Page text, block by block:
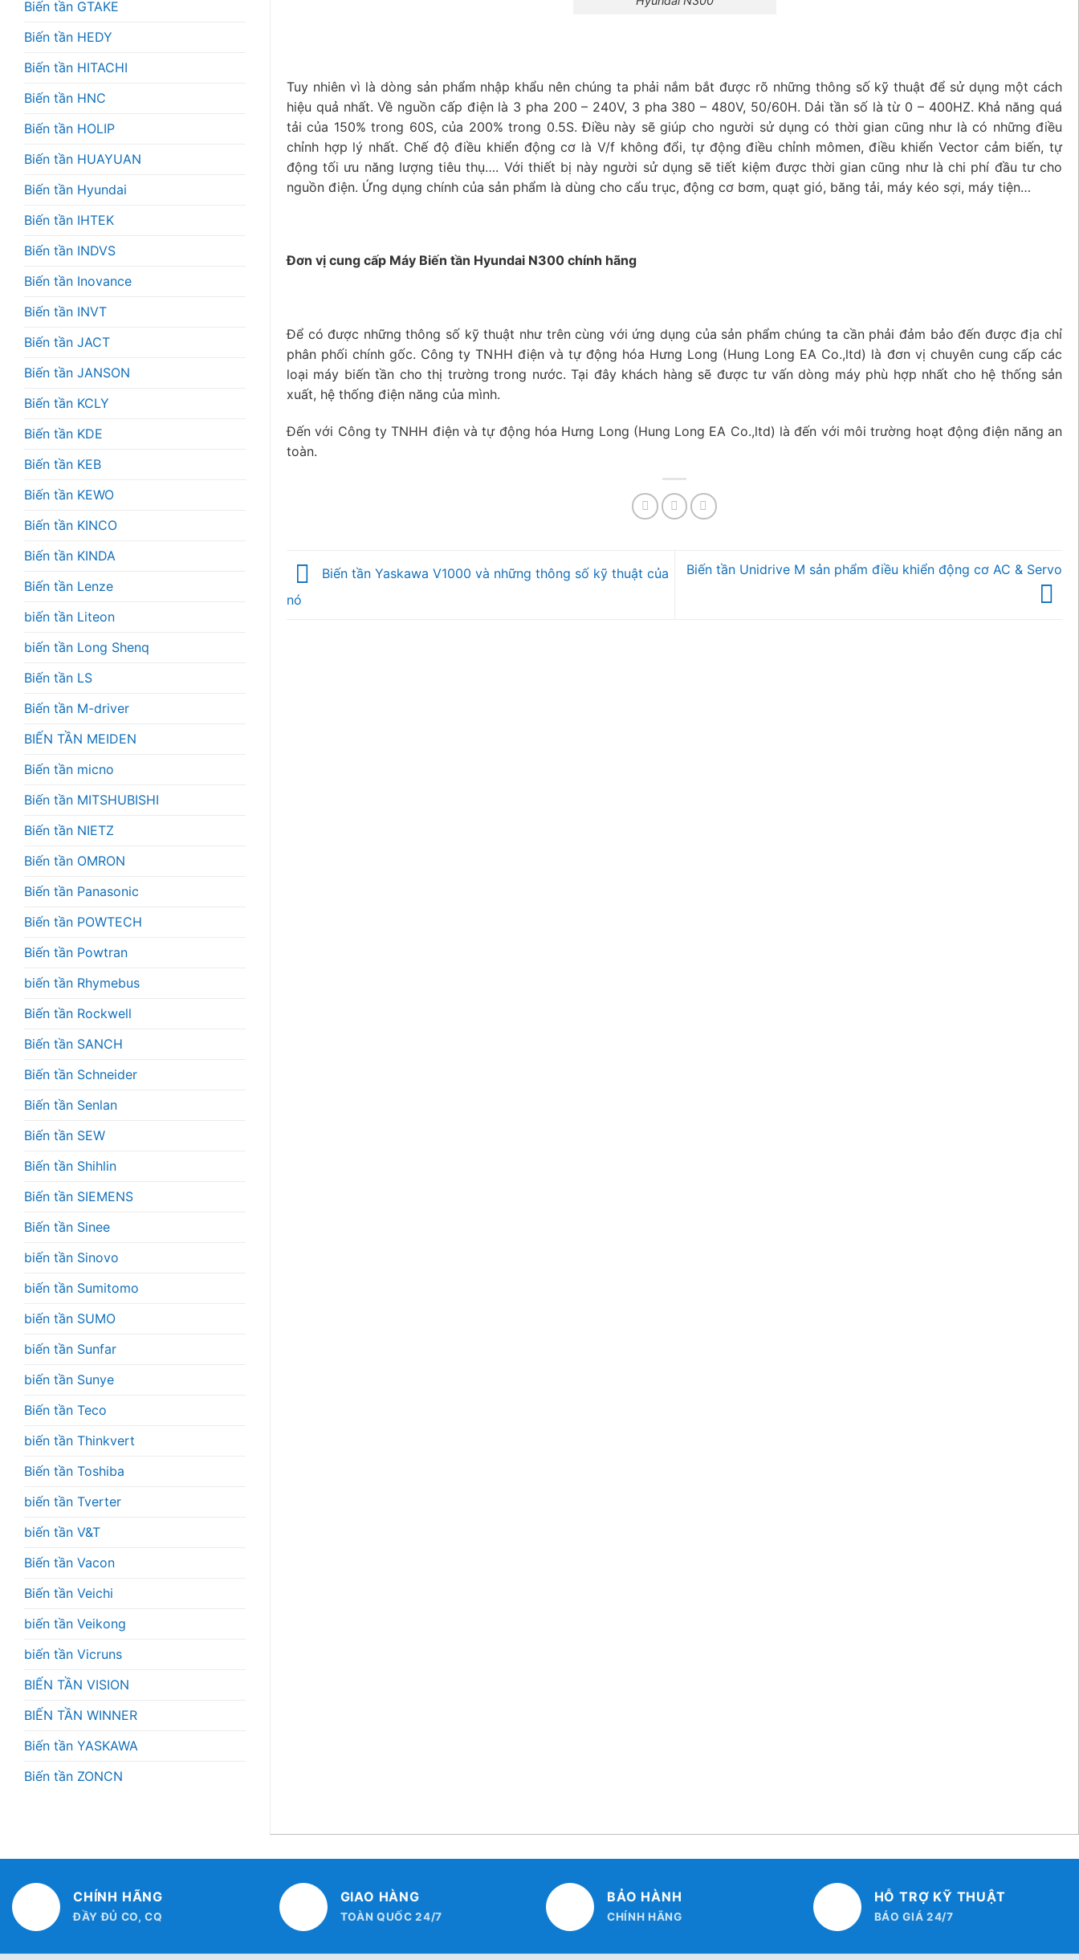
Biến tần GTAKE
Biến tần HEDY
Biến tần HITACHI
Biến tần HNC
Biến tần HOLIP
Biến tần HUAYUAN
Biến tần Hyundai
Biến tần IHTEK
Biến tần INDVS
Biến tần Inovance
Biến tần INVT
Biến tần JACT
Biến tần JANSON
Biến tần KCLY
Biến tần KDE
Biến tần KEB
Biến tần KEWO
Biến tần KINCO
Biến tần KINDA
Biến tần Lenze
biến tần Liteon
biến tần Long Shenq
Biến tần LS
Biến tần M-driver
BIẾN TẦN MEIDEN
Biến tần micno
Biến tần MITSHUBISHI
Biến tần NIETZ
Biến tần OMRON
Biến tần Panasonic
Biến tần POWTECH
Biến tần Powtran
biến tần Rhymebus
Biến tần Rockwell
Biến tần SANCH
Biến tần Schneider
Biến tần Senlan
Biến tần SEW
Biến tần Shihlin
Biến tần SIEMENS
Biến tần Sinee
biến tần Sinovo
biến tần Sumitomo
biến tần SUMO
biến tần Sunfar
biến tần Sunye
Biến tần Teco
biến tần Thinkvert
Biến tần Toshiba
biến tần Tverter
biến tần V&T
Biến tần Vacon
Biến tần Veichi
biến tần Veikong
biến tần Vicruns
BIẾN TẦN VISION
BIẾN TẦN WINNER
Biến tần YASKAWA
Biến tần ZONCN
Tuy nhiên vì là dòng sản phẩm nhập khẩu nên chúng ta phải nắm bắt được rõ những thông số kỹ thuật để sử dụng một cách
hiệu quả nhất. Về nguồn cấp điện là 3 pha 200 – 240V, 3 pha 380 – 480V, 50/60H. Dải tần số là từ 0 – 400HZ. Khả năng quá
tải của 150% trong 60S, của 200% trong 0.5S. Điều này sẽ giúp cho người sử dụng có thời gian cũng như là có những điều
chỉnh hợp lý nhất. Chế độ điều khiển động cơ là V/f không đổi, tự động điều chỉnh mômen, điều khiển Vector cảm biến, tự
động tối ưu năng lượng tiêu thụ…. Với thiết bị này người sử dụng sẽ tiết kiệm được thời gian cũng như là chi phí đầu tư cho
nguồn điện. Ứng dụng chính của sản phẩm là dùng cho cẩu trục, động cơ bơm, quạt gió, băng tải, máy kéo sợi, máy tiện…
Đơn vị cung cấp Máy Biến tần Hyundai N300 chính hãng
Để có được những thông số kỹ thuật như trên cùng với ứng dụng của sản phẩm chúng ta cần phải đảm bảo đến được địa chỉ
phân phối chính gốc. Công ty TNHH điện và tự động hóa Hưng Long (Hung Long EA Co.,ltd) là đơn vị chuyên cung cấp các
loại máy biến tần cho thị trường trong nước. Tại đây khách hàng sẽ được tư vấn dòng máy phù hợp nhất cho hệ thống sản
xuất, hệ thống điện năng của mình.
Đến với Công ty TNHH điện và tự động hóa Hưng Long (Hung Long EA Co.,ltd) là đến với môi trường hoạt động điện năng an
toàn.
Biến tần Yaskawa V1000 và những thông số kỹ thuật của
nó
Biến tần Unidrive M sản phẩm điều khiển động cơ AC & Servo
CHÍNH HÃNG
ĐẦY ĐỦ CO, CQ
GIAO HÀNG
TOÀN QUỐC 24/7
BẢO HÀNH
CHÍNH HÃNG
HỖ TRỢ KỸ THUẬT
BÁO GIÁ 24/7